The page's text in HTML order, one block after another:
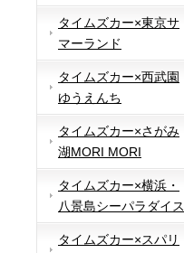
タイムズカー×東京サ
マーランド
タイムズカー×西武園
ゆうえんち
タイムズカー×さがみ
湖MORI MORI
タイムズカー×横浜・
八景島シーパラダイス
タイムズカー×スパリ